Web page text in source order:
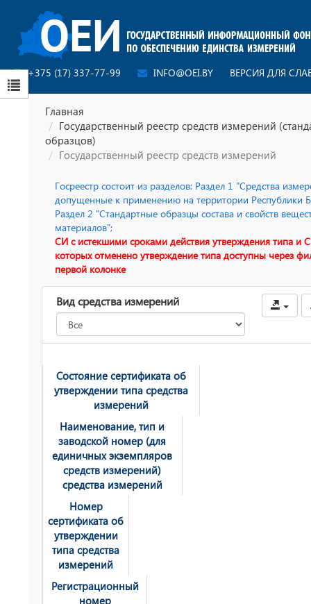
+375 (17) 337-77-99 INFO@OEI.BY ВЕРСИЯ ДЛЯ
Главная
Государственный реестр средств измерений
образцов)
Государственный реестр средств измерений
Госреестр состоит из разделов: Раздел 1 "Средства
допущенные к применению на территории Республики
Раздел 2 "Стандартные образцы состава и свойств
материалов";
СИ с истекшими сроками действия утверждения типа и
которых отменено утверждение типа доступны через
первой колонке
Вид средства измерений
Состояние сертификата об
утверждении типа средства
измерений
Наименование, тип и
заводской номер (для
единичных экземпляров
средств измерений)
средства измерений
Номер
сертификата об
утверждении
типа средства
измерений
Регистрационный
номер